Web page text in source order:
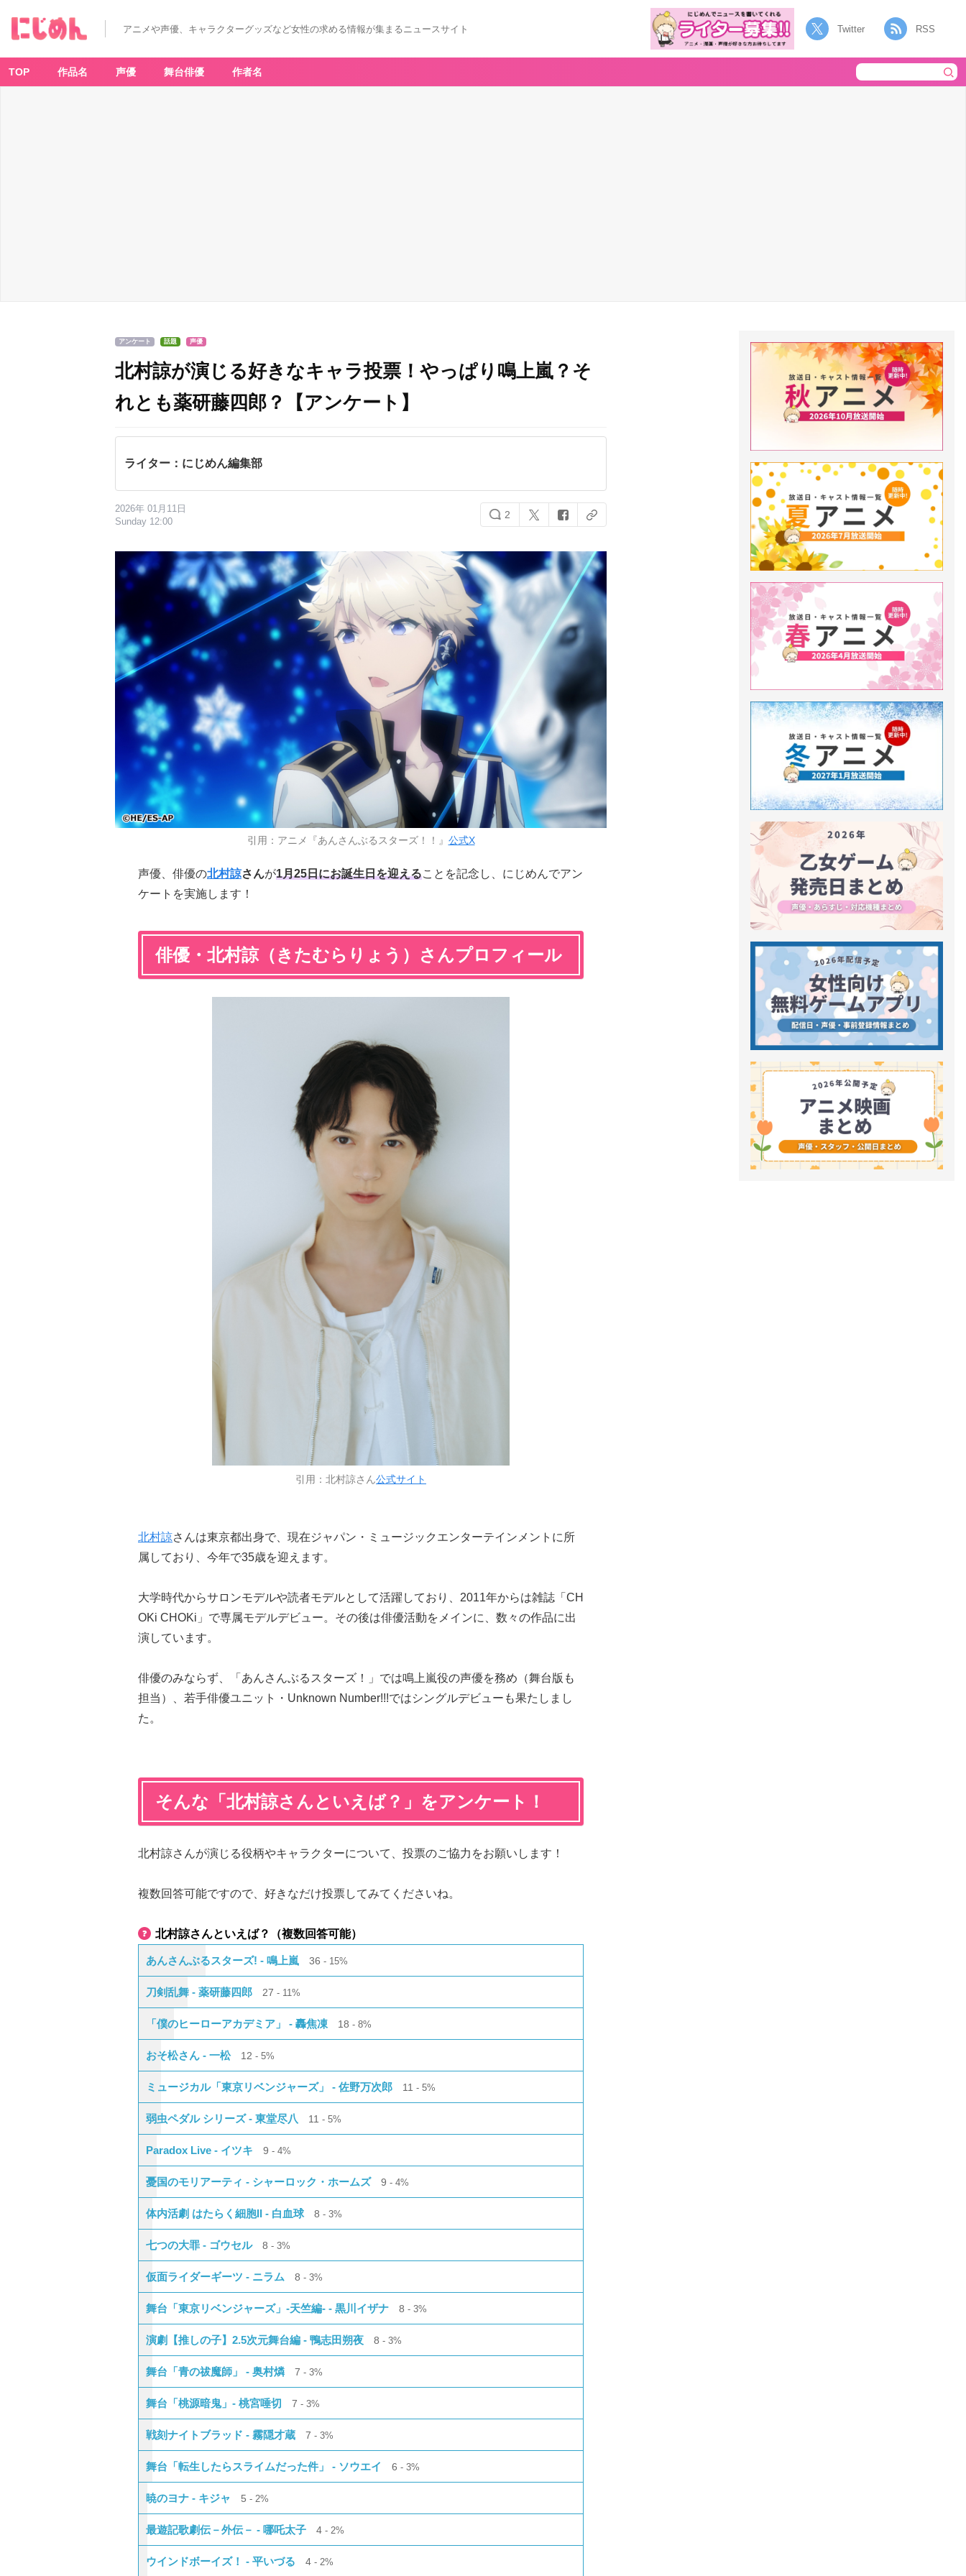
アニメや声優、キャラクターグッズなど女性の求める情報が集まるニュースサイト Twitter RSS
TOP 作品名 声優 舞台俳優 作者名
アンケート 話題 声優
北村諒が演じる好きなキャラ投票！やっぱり鳴上嵐？そ
れとも薬研藤四郎？【アンケート】
ライター：にじめん編集部
2026年 01月11日
Sunday 12:00
2
引用：アニメ『あんさんぶるスターズ！！』 公式X
声優、俳優の北村諒さんが1月25日にお誕生日を迎えることを記念し、にじめんでアン
ケートを実施します！
俳優・北村諒（きたむらりょう）さんプロフィール
引用：北村諒さん公式サイト
北村諒さんは東京都出身で、現在ジャパン・ミュージックエンターテインメントに所
属しており、今年で35歳を迎えます。
大学時代からサロンモデルや読者モデルとして活躍しており、2011年からは雑誌「CH
OKi CHOKi」で専属モデルデビュー。その後は俳優活動をメインに、数々の作品に出
演しています。
俳優のみならず、「あんさんぶるスターズ！」では鳴上嵐役の声優を務め（舞台版も
担当）、若手俳優ユニット・Unknown Number!!!ではシングルデビューも果たしまし
た。
そんな「北村諒さんといえば？」をアンケート！
北村諒さんが演じる役柄やキャラクターについて、投票のご協力をお願いします！
複数回答可能ですので、好きなだけ投票してみてくださいね。
北村諒さんといえば？（複数回答可能）
あんさんぶるスターズ! - 鳴上嵐 36 15%
刀剣乱舞 - 薬研藤四郎 27 11%
「僕のヒーローアカデミア」 - 轟焦凍 18 8%
おそ松さん - 一松 12 5%
ミュージカル「東京リベンジャーズ」 - 佐野万次郎 11 5%
弱虫ペダル シリーズ - 東堂尽八 11 5%
Paradox Live - イツキ 9 4%
憂国のモリアーティ - シャーロック・ホームズ 9 4%
体内活劇 はたらく細胞II - 白血球 8 3%
七つの大罪 - ゴウセル 8 3%
仮面ライダーギーツ - ニラム 8 3%
舞台「東京リベンジャーズ」-天竺編- - 黒川イザナ 8 3%
演劇【推しの子】2.5次元舞台編 - 鴨志田朔夜 8 3%
舞台「青の祓魔師」 - 奥村燐 7 3%
舞台「桃源暗鬼」- 桃宮唾切 7 3%
戦刻ナイトブラッド - 霧隠才蔵 7 3%
舞台「転生したらスライムだった件」 - ソウエイ 6 3%
暁のヨナ - キジャ 5 2%
最遊記歌劇伝－外伝－ - 哪吒太子 4 2%
ウインドボーイズ！ - 平いづる 4 2%